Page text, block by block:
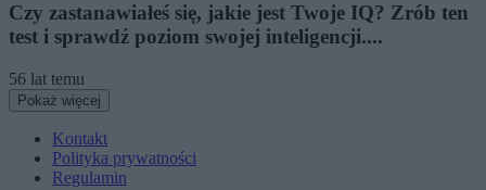
Czy zastanawiałeś się, jakie jest Twoje IQ? Zrób ten
test i sprawdź poziom swojej inteligencji....
56 lat temu
Pokaż więcej
Kontakt
Polityka prywatności
Regulamin